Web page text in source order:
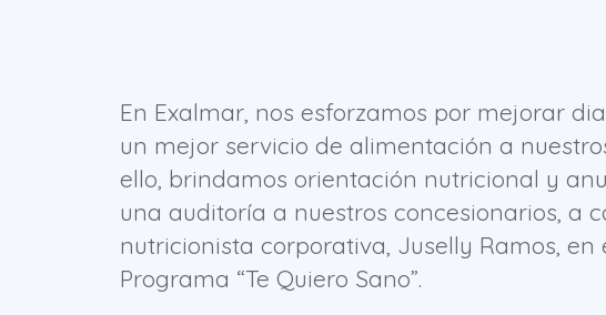
En Exalmar, nos esforzamos por mejorar
un mejor servicio de alimentación a
ello, brindamos orientación nutricional y
una auditoría a nuestros concesionarios, a
nutricionista corporativa, Juselly Ramos,
Programa “Te Quiero Sano”.